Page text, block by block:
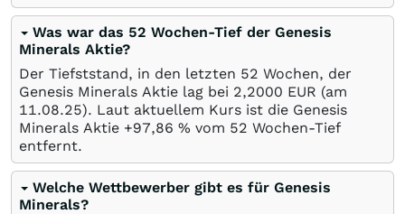
Was war das 52 Wochen-Tief der Genesis
Minerals Aktie?
Der Tiefststand, in den letzten 52 Wochen, der
Genesis Minerals Aktie lag bei 2,2000 EUR (am
11.08.25). Laut aktuellem Kurs ist die Genesis
Minerals Aktie +97,86 % vom 52 Wochen-Tief
entfernt.
Welche Wettbewerber gibt es für Genesis
Minerals?